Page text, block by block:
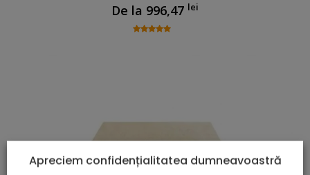
De la 996,47 lei
Apreciem confidențialitatea dumneavoastră